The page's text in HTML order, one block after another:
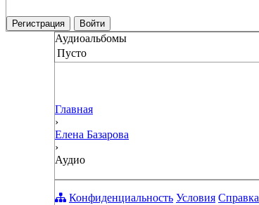
Регистрация Войти
Аудиоальбомы
Пусто
Главная
›
Елена Базарова
›
Аудио
Конфиденциальность Условия Справка